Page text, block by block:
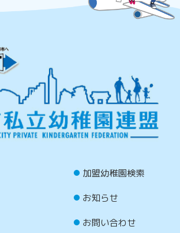
加盟幼稚園検索
お知らせ
お問い合わせ